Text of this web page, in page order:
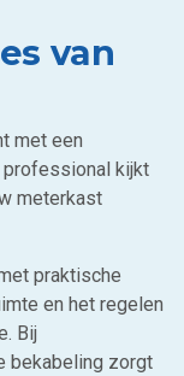
van
met een
professional kijkt
meterkast
praktische
en het regelen
Bij
bekabeling zorgt